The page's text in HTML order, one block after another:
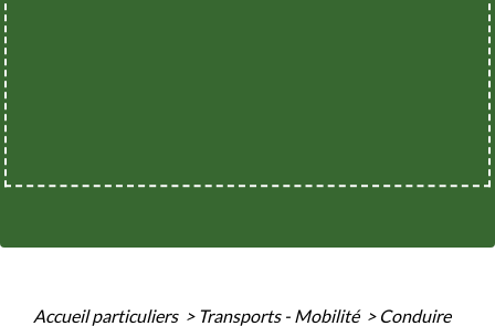
Accueil particuliers > Transports - Mobilité > Conduire